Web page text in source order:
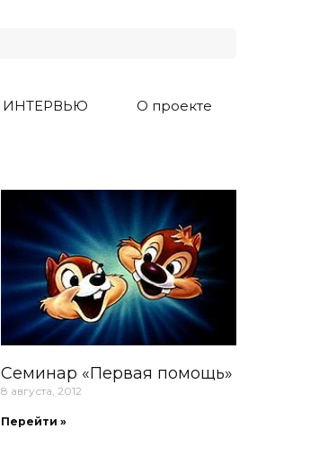
ИНТЕРВЬЮ О проекте
Cеминар «Первая помощь»
8 августа, 2012
Перейти »